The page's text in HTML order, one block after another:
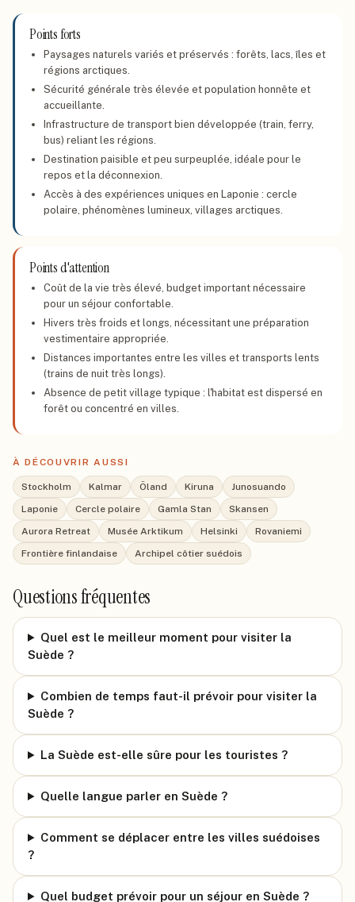
Points forts
Paysages naturels variés et préservés : forêts, lacs, îles et
régions arctiques.
Sécurité générale très élevée et population honnête et
accueillante.
Infrastructure de transport bien développée (train, ferry,
bus) reliant les régions.
Destination paisible et peu surpeuplée, idéale pour le
repos et la déconnexion.
Accès à des expériences uniques en Laponie : cercle
polaire, phénomènes lumineux, villages arctiques.
Points d'attention
Coût de la vie très élevé, budget important nécessaire
pour un séjour confortable.
Hivers très froids et longs, nécessitant une préparation
vestimentaire appropriée.
Distances importantes entre les villes et transports lents
(trains de nuit très longs).
Absence de petit village typique : l'habitat est dispersé en
forêt ou concentré en villes.
À DÉCOUVRIR AUSSI
Stockholm Kalmar Öland Kiruna
Junosuando
Laponie
Cercle polaire Gamla Stan
Skansen
Aurora Retreat
Musée Arktikum Helsinki
Rovaniemi
Frontière finlandaise
Archipel côtier suédois
Questions fréquentes
Quel est le meilleur moment pour visiter la
Suède ?
Combien de temps faut-il prévoir pour visiter la
Suède ?
La Suède est-elle sûre pour les touristes ?
Quelle langue parler en Suède ?
Comment se déplacer entre les villes suédoises
?
Quel budget prévoir pour un séjour en Suède ?